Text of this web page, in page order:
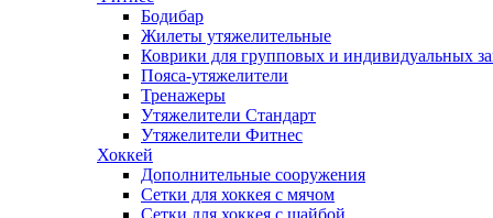
Бодибар
Жилеты утяжелительные
Коврики для групповых и индивидуальных
Пояса-утяжелители
Тренажеры
Утяжелители Стандарт
Утяжелители Фитнес
Хоккей
Дополнительные сооружения
Сетки для хоккея с мячом
Сетки для хоккея с шайбой